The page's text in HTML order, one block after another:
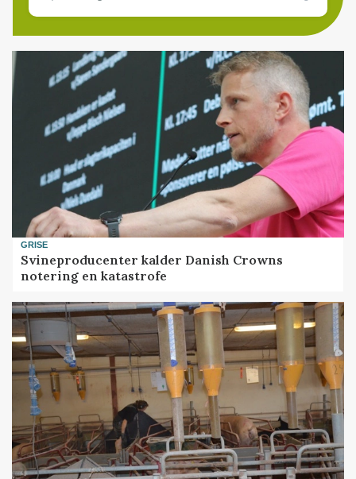
GRISE
Svineproducenter kalder Danish Crowns
notering en katastrofe